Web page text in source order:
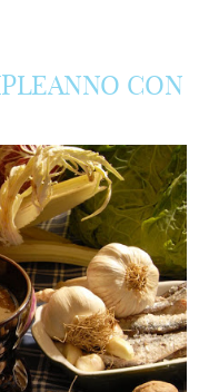
CON